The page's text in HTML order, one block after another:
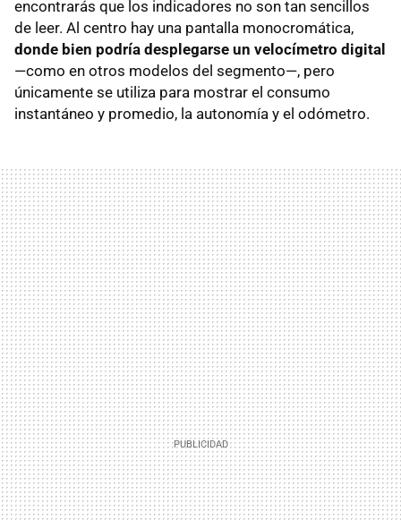
encontrarás que los indicadores no son tan sencillos
de leer. Al centro hay una pantalla monocromática,
donde bien podría desplegarse un velocímetro digital
—como en otros modelos del segmento—, pero
únicamente se utiliza para mostrar el consumo
instantáneo y promedio, la autonomía y el odómetro.